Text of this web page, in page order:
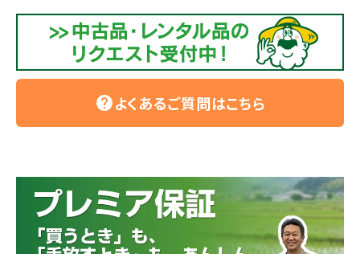
helpよくあるご質問はこちら